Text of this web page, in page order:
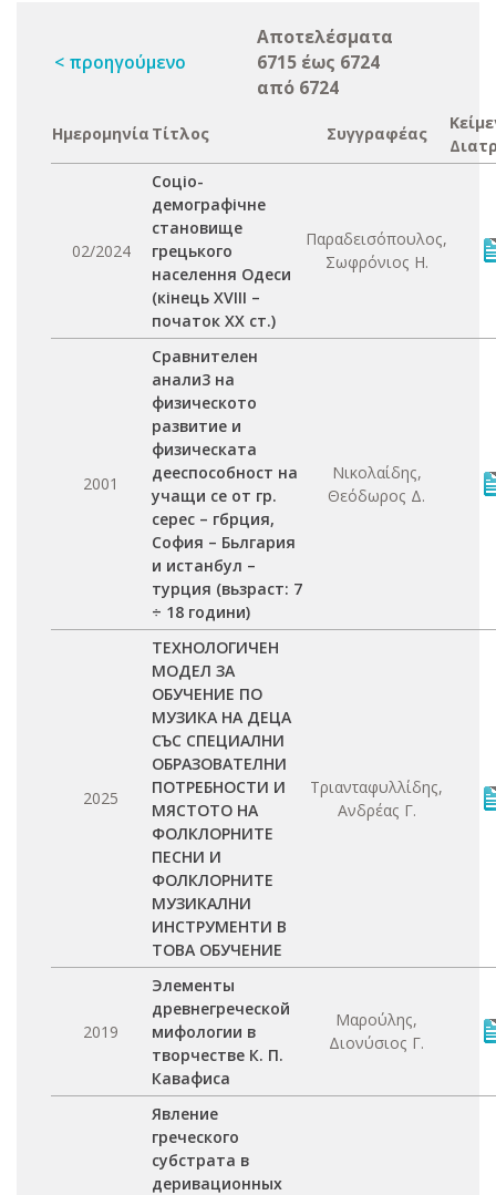
< προηγούμενο
Αποτελέσματα
6715 έως 6724
από 6724
Ημερομηνία Τίτλος Συγγραφέας
02/2024
Соціо-
демографічне
становище
грецького
населення Одеси
(кінець XVIII –
початок XX ст.)
Παραδεισόπουλος,
Σωφρόνιος Η.
2001
Сравнителен
анали3 на
физическото
развитие и
физическата
дееспособност на
учащи се от гр.
серес – гбрция,
София – Бьлгария
и истанбул –
турция (вьзраст: 7
÷ 18 години)
Νικολαίδης,
Θεόδωρος Δ.
2025
ТЕХНОЛОГИЧЕН
МОДЕЛ ЗА
ОБУЧЕНИЕ ПО
МУЗИКА НА ДЕЦА
СЪС СПЕЦИАЛНИ
ОБРАЗОВАТЕЛНИ
ПОТРЕБНОСТИ И
МЯСТОТО НА
ФОЛКЛОРНИТЕ
ПЕСНИ И
ФОЛКЛОРНИТЕ
МУЗИКАЛНИ
ИНСТРУМЕНТИ В
ТОВА ОБУЧЕНИЕ
Τριανταφυλλίδης,
Ανδρέας Γ.
2019
Элементы
древнегреческой
мифологии в
творчестве К. П.
Кавафиса
Μαρούλης,
Διονύσιος Γ.
Явление
греческого
субстрата в
деривационных